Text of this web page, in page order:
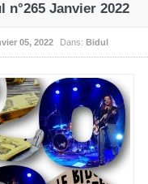
n°265 Janvier 2022
05, 2022 Dans: Bidul